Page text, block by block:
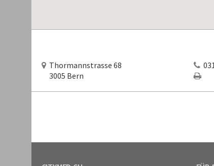
Thormannstrasse 68
3005 Bern